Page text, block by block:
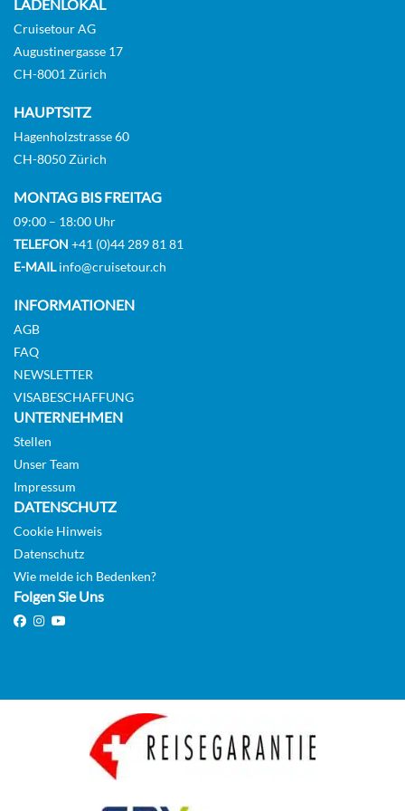
Main deck 2 beds with balcony-[GLS_PPB]
AUSWÄHLEN
Main Deck Suite with Balcony-[SUB_PP]
Auf Anfrage
AUSWÄHLEN
KABINE
ANFRAGEN
LADENLOKAL
Cruisetour AG
Augustinergasse 17
CH-8001 Zürich
HAUPTSITZ
Hagenholzstrasse 60
CH-8050 Zürich
MONTAG BIS FREITAG
09:00 – 18:00 Uhr
TELEFON +41 (0)44 289 81 81
E-MAILinfo@cruisetour.ch
INFORMATIONEN
AGB
FAQ
NEWSLETTER
VISABESCHAFFUNG
UNTERNEHMEN
Stellen
Unser Team
Impressum
DATENSCHUTZ
Cookie Hinweis
Datenschutz
Wie melde ich Bedenken?
Folgen Sie Uns